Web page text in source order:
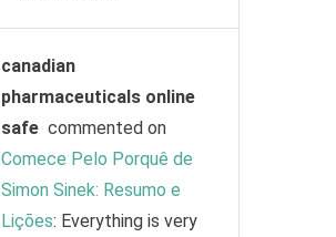
canadian
pharmaceuticals online
safecommented on
Comece Pelo Porquê de
Simon Sinek: Resumo e
Lições: Everything is very